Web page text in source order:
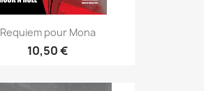
Requiem pour Mona
10,50 €